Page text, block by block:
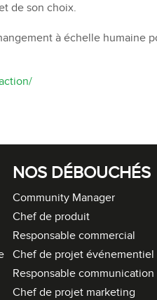
de son choix.
à échelle humaine
NOS DÉBOUCHÉS
Community Manager
Chef de produit
Responsable commercial
Chef de projet événementiel
Responsable communication
Chef de projet marketing